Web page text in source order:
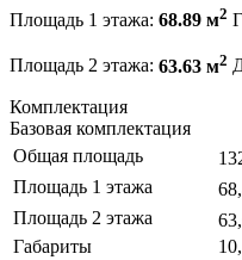
Площадь 1 этажа: 68.89 м2
Площадь 2 этажа: 63.63 м2
Комплектация
Базовая комплектация
Общая площадь
Площадь 1 этажа
Площадь 2 этажа
Габариты